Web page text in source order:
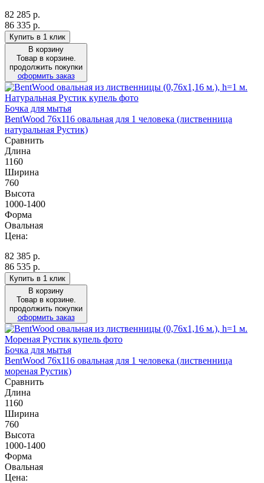
82 285 р.
86 335 р.
Купить в 1 клик
В корзину
Товар в корзине.
продолжить покупки
оформить заказ
Бочка для мытья
BentWood 76х116 овальная для 1 человека (лиственница
натуральная Рустик)
Сравнить
Длина
1160
Ширина
760
Высота
1000-1400
Форма
Овальная
Цена:
82 385 р.
86 535 р.
Купить в 1 клик
В корзину
Товар в корзине.
продолжить покупки
оформить заказ
Бочка для мытья
BentWood 76х116 овальная для 1 человека (лиственница
мореная Рустик)
Сравнить
Длина
1160
Ширина
760
Высота
1000-1400
Форма
Овальная
Цена: